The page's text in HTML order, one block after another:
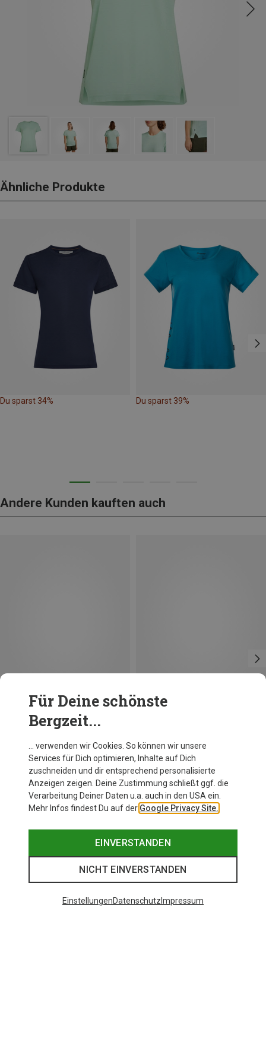
Ähnliche Produkte
Du sparst 34% Du sparst 39%
Andere Kunden kauften auch
Du sparst 15%
Für Deine schönste
Bergzeit...
… verwenden wir Cookies. So können wir unsere
Services für Dich optimieren, Inhalte auf Dich
zuschneiden und dir entsprechend personalisierte
Anzeigen zeigen. Deine Zustimmung schließt ggf. die
Verarbeitung Deiner Daten u.a. auch in den USA ein.
Mehr Infos findest Du auf der Google Privacy Site.
EINVERSTANDEN
NICHT EINVERSTANDEN
EinstellungenDatenschutz Impressum